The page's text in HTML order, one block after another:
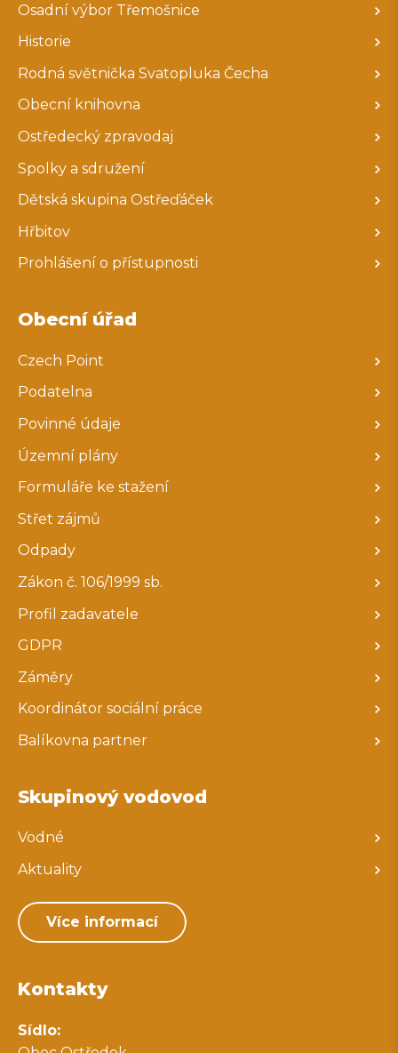
Osadní výbor Třemošnice
Historie
Rodná světnička Svatopluka Čecha
Obecní knihovna
Ostředecký zpravodaj
Spolky a sdružení
Dětská skupina Ostřeďáček
Hřbitov
Prohlášení o přístupnosti
Obecní úřad
Czech Point
Podatelna
Povinné údaje
Územní plány
Formuláře ke stažení
Střet zájmů
Odpady
Zákon č. 106/1999 sb.
Profil zadavatele
GDPR
Záměry
Koordinátor sociální práce
Balíkovna partner
Skupinový vodovod
Vodné
Aktuality
Více informací
Kontakty
Sídlo: